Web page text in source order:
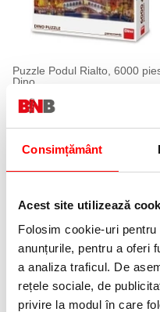
Consimțământ
Acest site utilizează
Folosim cookie-uri
anunțurile, pentru a oferi
a analiza traficul. De
rețele sociale, de
privire la modul în care
Puzzle Podul Rialto, 6000
Dino
309,99 lei
Puzzle Lord's Rock, 6000
Dino
309,99 lei(pret cu TVA)